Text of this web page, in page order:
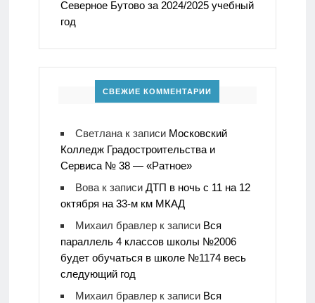
Северное Бутово за 2024/2025 учебный
год
СВЕЖИЕ КОММЕНТАРИИ
Светланак записи Московский
Колледж Градостроительства и
Сервиса № 38 — «Ратное»
Вовак записи ДТП в ночь с 11 на 12
октября на 33-м км МКАД
Михаил бравлерк записи Вся
параллель 4 классов школы №2006
будет обучаться в школе №1174 весь
следующий год
Михаил бравлерк записи Вся